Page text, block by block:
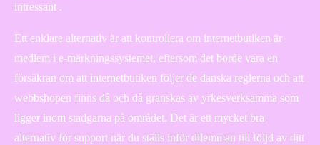
intressant .
Ett enklare alternativ är att kontrollera om internetbutiken är
medlem i e-märkningssystemet, eftersom det borde vara en
försäkran om att internetbutiken följer de danska reglerna och att
webbshopen finns då och då granskas av yrkesverksamma som
ligger inom stadgarna på området. Det är ett mycket bra
alternativ för support när du ställs inför dilemman till följd av ditt